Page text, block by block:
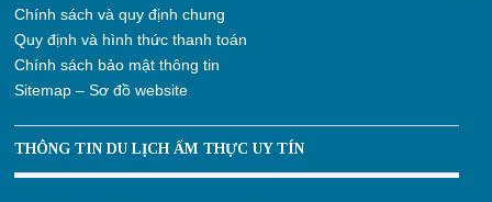
Chính sách và quy định chung
Quy định và hình thức thanh toán
Chính sách bảo mật thông tin
Sitemap – Sơ đồ website
THÔNG TIN DU LỊCH ẨM THỰC UY TÍN